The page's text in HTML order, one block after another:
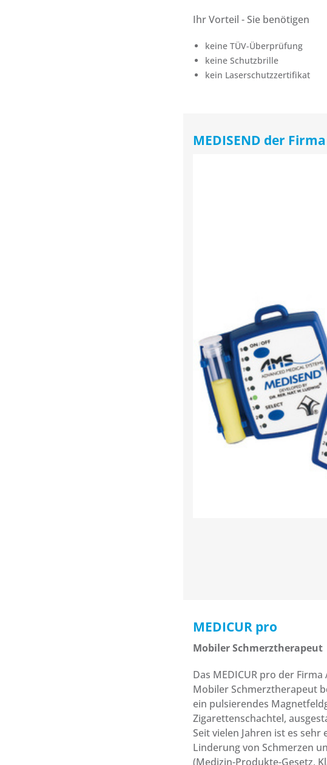
Ihr Vorteil - Sie benötigen
keine TÜV-Überprüfung
keine Schutzbrille
kein Laserschutzzertifikat
MEDISEND der
MEDICUR pro
Mobiler Schmerztherapeut
Das MEDICUR pro der
Mobiler Schmerztherapeut
ein pulsierendes
Zigarettenschachtel,
Seit vielen Jahren ist es
Linderung von Schmerzen
(Medizin-Produkte-Gesetz,